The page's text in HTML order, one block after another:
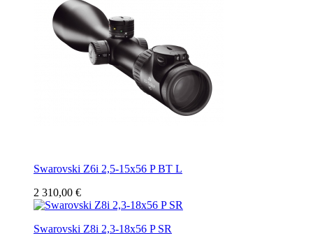
Swarovski Z6i 2,5-15x56 P BT L
2 310,00 €
Swarovski Z8i 2,3-18x56 P SR